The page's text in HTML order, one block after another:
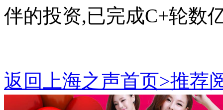
伴的投资,已完成C+轮数
返回上海之声首页>推荐